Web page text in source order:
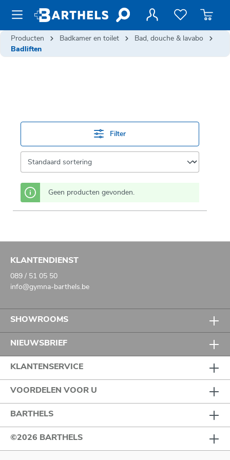
hoofdinhoud
Producten Badkamer en toilet
Bad, douche & lavabo
Badliften
Filter
Geen producten gevonden.
KLANTENDIENST
089 / 51 05 50
info@gymna-barthels.be
SHOWROOMS
NIEUWSBRIEF
KLANTENSERVICE
VOORDELEN VOOR U
BARTHELS
©2026 BARTHELS